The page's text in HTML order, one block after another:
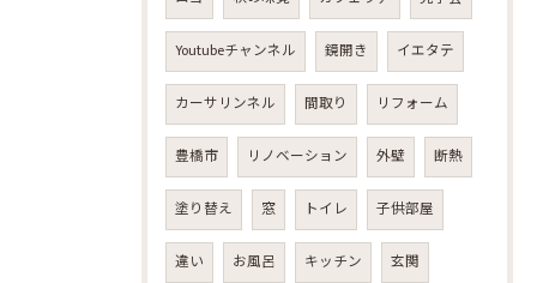
Youtubeチャンネル 鏡開き イエタテ
カーサリンネル 間取り リフォーム
豊橋市 リノベーション 外壁 断熱
塗り替え 窓 トイレ 子供部屋
違い お風呂 キッチン 玄関